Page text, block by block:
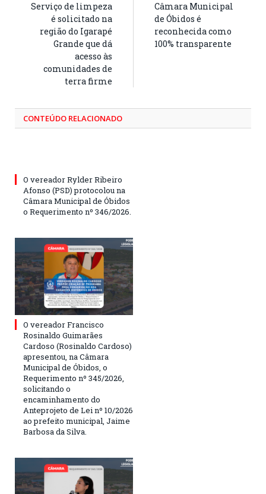
Serviço de limpeza
é solicitado na
região do Igarapé
Grande que dá
acesso às
comunidades de
terra firme
Câmara Municipal
de Óbidos é
reconhecida como
100% transparente
CONTEÚDO RELACIONADO
O vereador Rylder Ribeiro
Afonso (PSD) protocolou na
Câmara Municipal de Óbidos
o Requerimento nº 346/2026.
O vereador Francisco
Rosinaldo Guimarães
Cardoso (Rosinaldo Cardoso)
apresentou, na Câmara
Municipal de Óbidos, o
Requerimento nº 345/2026,
solicitando o
encaminhamento do
Anteprojeto de Lei nº 10/2026
ao prefeito municipal, Jaime
Barbosa da Silva.